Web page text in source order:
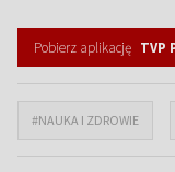
Pobierz aplikację TVP
#NAUKA I ZDROWIE